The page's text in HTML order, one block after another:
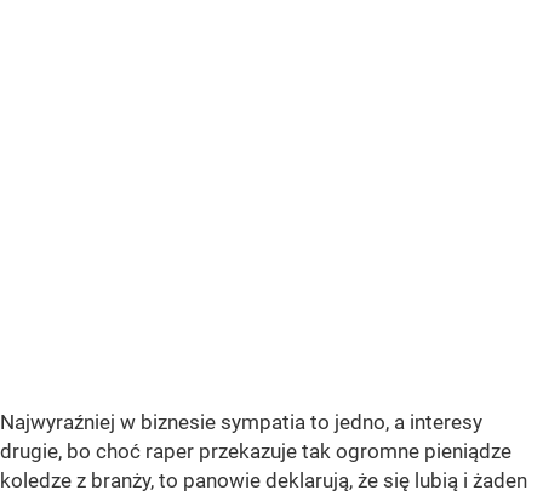
Najwyraźniej w biznesie sympatia to jedno, a interesy
drugie, bo choć raper przekazuje tak ogromne pieniądze
koledze z branży, to panowie deklarują, że się lubią i żaden